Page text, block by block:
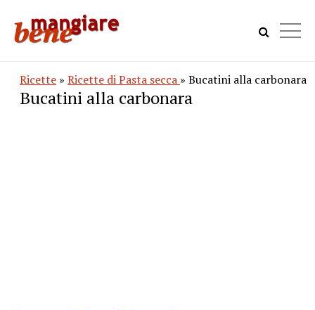
Ricette » Ricette di Pasta secca » Bucatini alla carbonara
Bucatini alla carbonara